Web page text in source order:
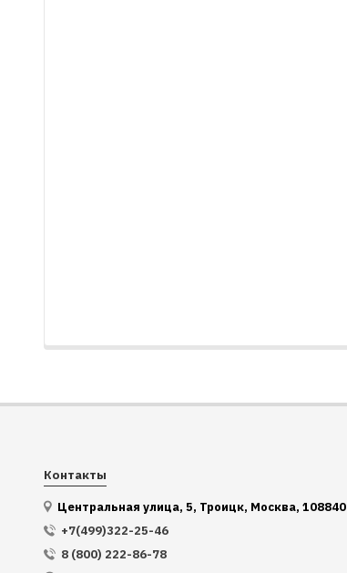
Контакты
Центральная улица, 5, Троицк, Москва, 108840
+7(499)322-25-46
8 (800) 222-86-78